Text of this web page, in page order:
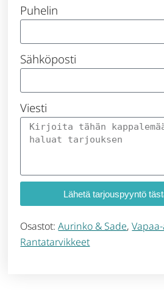
Puhelin
Sähköposti
Viesti
Lähetä tarjouspyyntö
Osastot:Aurinko & Sade,
Rantatarvikkeet